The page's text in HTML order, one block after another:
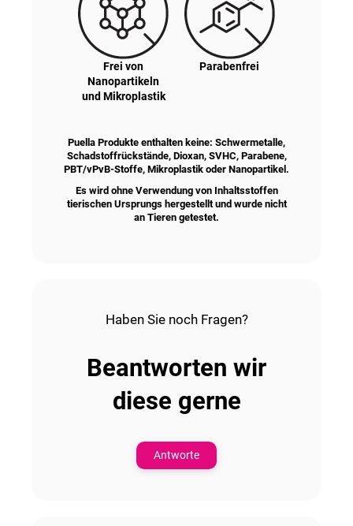
Frei von
Nanopartikeln
und Mikroplastik
Parabenfrei
Puella Produkte enthalten keine: Schwermetalle,
Schadstoffrückstände, Dioxan, SVHC, Parabene,
PBT/vPvB-Stoffe, Mikroplastik oder Nanopartikel.
Es wird ohne Verwendung von Inhaltsstoffen
tierischen Ursprungs hergestellt und wurde nicht
an Tieren getestet.
Haben Sie noch Fragen?
Beantworten wir
diese gerne
Antworte